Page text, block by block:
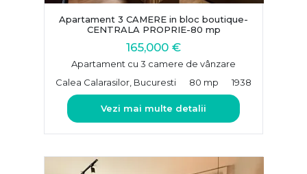
Apartament 3 CAMERE in bloc boutique-
CENTRALA PROPRIE-80 mp
165,000 €
Apartament cu 3 camere de vânzare
Calea Calarasilor, Bucuresti
80 mp 1938
Vezi mai multe detalii